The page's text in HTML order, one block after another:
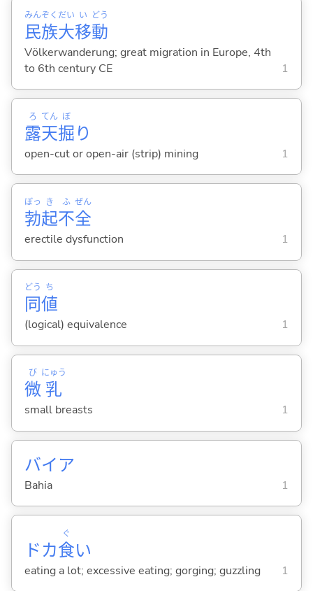
民
みん
族
ぞく
大
だい
移
い
動
どう
Völkerwanderung; great migration in Europe, 4th
to 6th century CE
1
露
ろ
天
てん
掘
ぼ
り
open-cut or open-air (strip) mining 1
勃
ぼっ
起
き
不
ふ
全
ぜん
erectile dysfunction 1
同
どう
値
ち
(logical) equivalence 1
微
び
乳
にゅう
small breasts 1
バイア
Bahia 1
ドカ食
ぐ
い
eating a lot; excessive eating; gorging; guzzling 1